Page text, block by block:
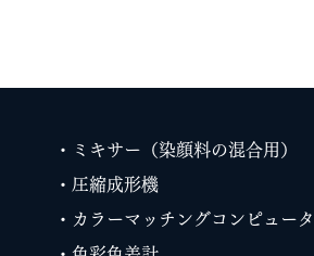
・ミキサー（染顔料の混合用）
・圧縮成形機
・カラーマッチングコンピュータ